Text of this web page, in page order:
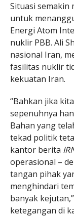
Situasi semakin
untuk
Energi Atom
nuklir PBB. Ali
nasional Iran,
fasilitas nuklir
kekuatan Iran.
“Bahkan jika
sepenuhnya
Bahan yang
tekad politik
kantor berita
operasional –
tangan pihak
menghindari
banyak
ketegangan di